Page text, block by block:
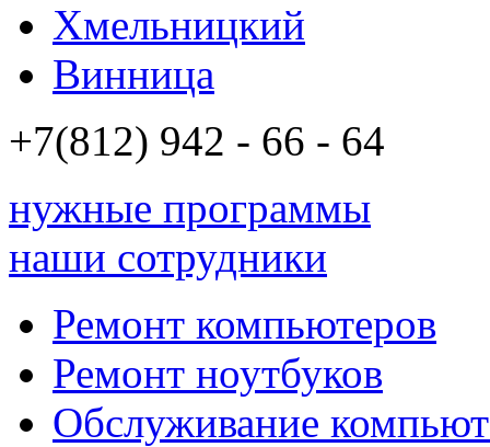
Хмельницкий
Винница
+7(812) 942 - 66 - 64
нужные программы
наши сотрудники
Ремонт компьютеров
Ремонт ноутбуков
Обслуживание